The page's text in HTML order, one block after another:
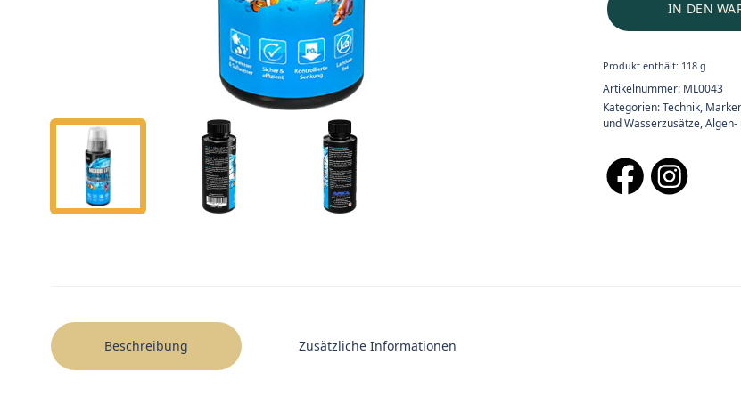
IN DEN
Produkt enthält: 118g
Artikelnummer: ML0043
Kategorien:Technik,
und Wasserzusätze,Algen-
Beschreibung Zusätzliche Informationen